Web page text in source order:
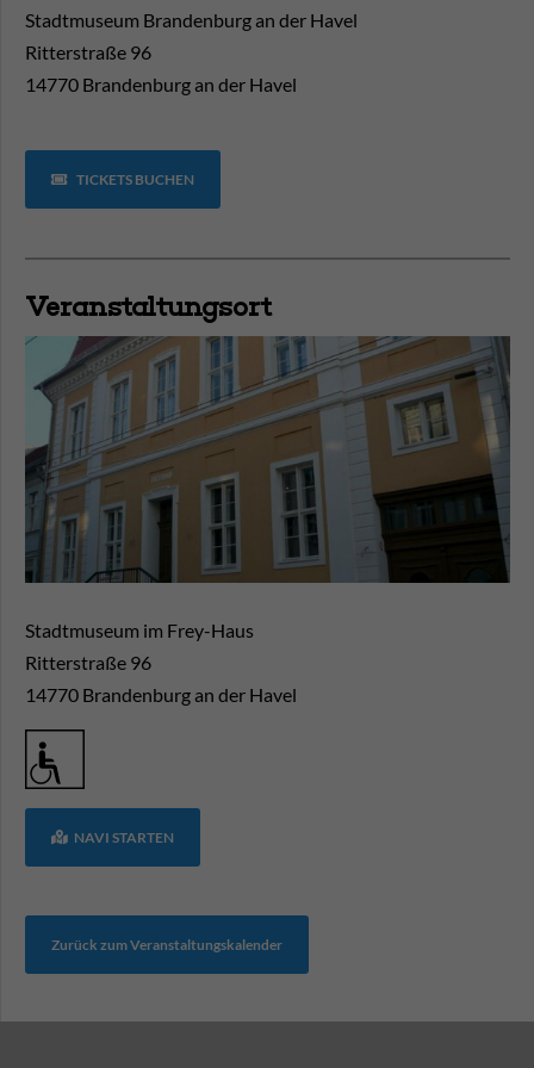
Stadtmuseum Brandenburg an der Havel
Ritterstraße 96
14770 Brandenburg an der Havel
TICKETS BUCHEN
Veranstaltungsort
Stadtmuseum im Frey-Haus
Ritterstraße 96
14770 Brandenburg an der Havel
NAVI STARTEN
Zurück zum Veranstaltungskalender